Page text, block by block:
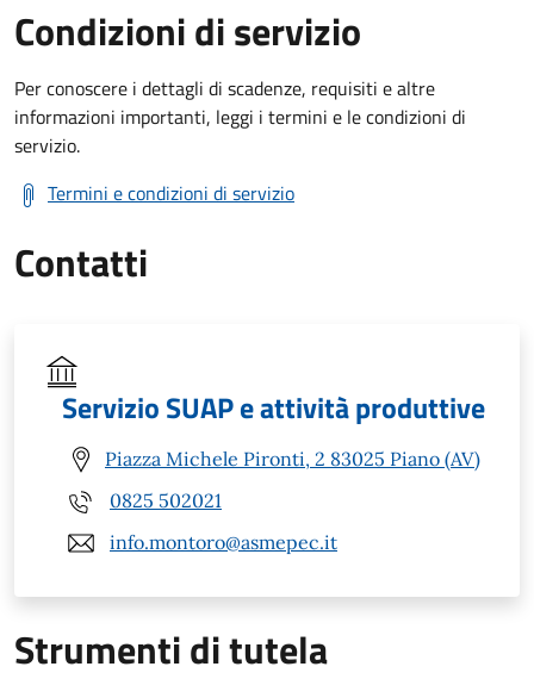
Condizioni di servizio
Per conoscere i dettagli di scadenze, requisiti e altre
informazioni importanti, leggi i termini e le condizioni di
servizio.
Termini e condizioni di servizio
Contatti
Servizio SUAP e attività produttive
Piazza Michele Pironti, 2 83025 Piano (AV)
0825 502021
info.montoro@asmepec.it
Strumenti di tutela